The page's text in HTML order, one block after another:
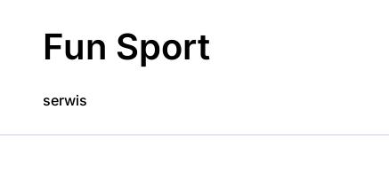
contentFun Sport
serwis